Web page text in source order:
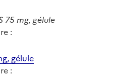
75 mg, gélule
:
gélule
: